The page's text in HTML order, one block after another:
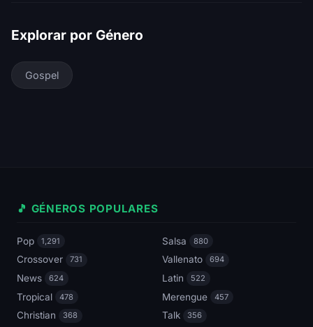
Explorar por Género
Gospel
🎵 GÉNEROS POPULARES
Pop 1,291 Salsa 880
Crossover 731 Vallenato 694
News 624 Latin 522
Tropical 478 Merengue 457
Christian 368 Talk 356